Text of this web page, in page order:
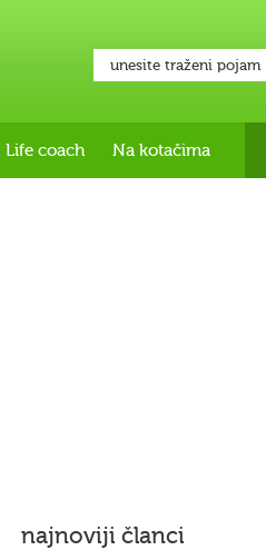
Life coach Na kotačima
najnoviji članci